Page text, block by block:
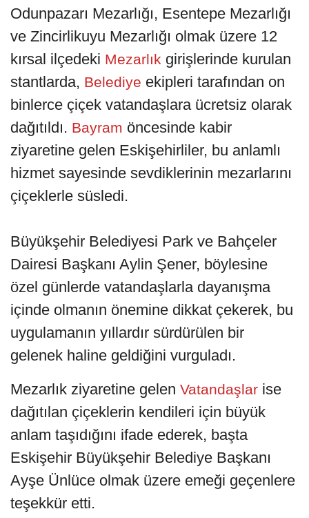
Odunpazarı Mezarlığı, Esentepe Mezarlığı
ve Zincirlikuyu Mezarlığı olmak üzere 12
kırsal ilçedeki Mezarlık girişlerinde kurulan
stantlarda, Belediye ekipleri tarafından on
binlerce çiçek vatandaşlara ücretsiz olarak
dağıtıldı. Bayram öncesinde kabir
ziyaretine gelen Eskişehirliler, bu anlamlı
hizmet sayesinde sevdiklerinin mezarlarını
çiçeklerle süsledi.
Büyükşehir Belediyesi Park ve Bahçeler
Dairesi Başkanı Aylin Şener, böylesine
özel günlerde vatandaşlarla dayanışma
içinde olmanın önemine dikkat çekerek, bu
uygulamanın yıllardır sürdürülen bir
gelenek haline geldiğini vurguladı.
Mezarlık ziyaretine gelen Vatandaşlar ise
dağıtılan çiçeklerin kendileri için büyük
anlam taşıdığını ifade ederek, başta
Eskişehir Büyükşehir Belediye Başkanı
Ayşe Ünlüce olmak üzere emeği geçenlere
teşekkür etti.